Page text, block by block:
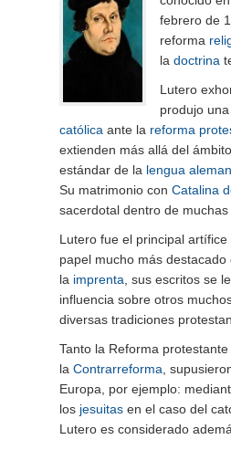
febrero de
reforma
la doctrina
Lutero
produjo
católica ante la reforma
extienden más allá del
estándar de la lengua
Su matrimonio con Catalina
sacerdotal dentro de
Lutero fue el principal
papel mucho más
la imprenta, sus escritos se
influencia sobre otros
diversas tradiciones
Tanto la Reforma
la Contrarreforma,
Europa, por ejemplo:
los jesuitas en el caso del
Lutero es considerado